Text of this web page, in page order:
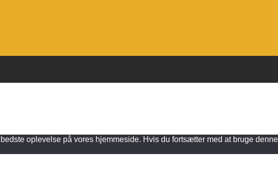
oplevelse på vores hjemmeside. Hvis du fortsætter med at bruge